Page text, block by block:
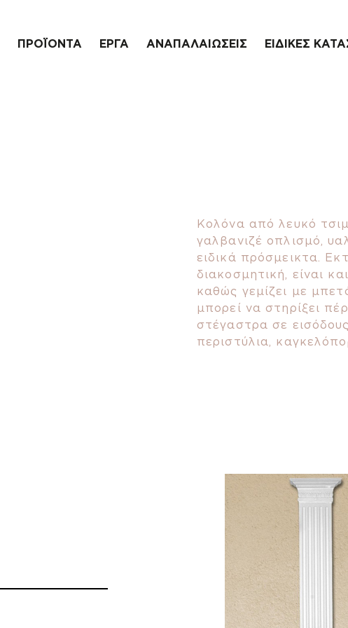
ΠΡΟΪΟΝΤΑ ΕΡΓΑ ΑΝΑΠΑΛΑΙΩΣΕΙΣ
ΕΙΔΙΚΕΣ
Κολόνα από λευκό
γαλβανιζέ οπλισμό,
ειδικά πρόσμεικτα.
διακοσμητική, είναι
καθώς γεμίζει με
μπορεί να στηρίξει
στέγαστρα σε
περιστύλια,